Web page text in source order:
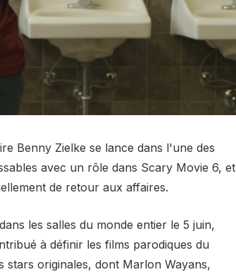
Benny Zielke se lance dans l'une des
avec un rôle dans Scary Movie 6, et
de retour aux affaires.
les salles du monde entier le 5 juin,
à définir les films parodiques du
stars originales, dont Marlon Wayans,